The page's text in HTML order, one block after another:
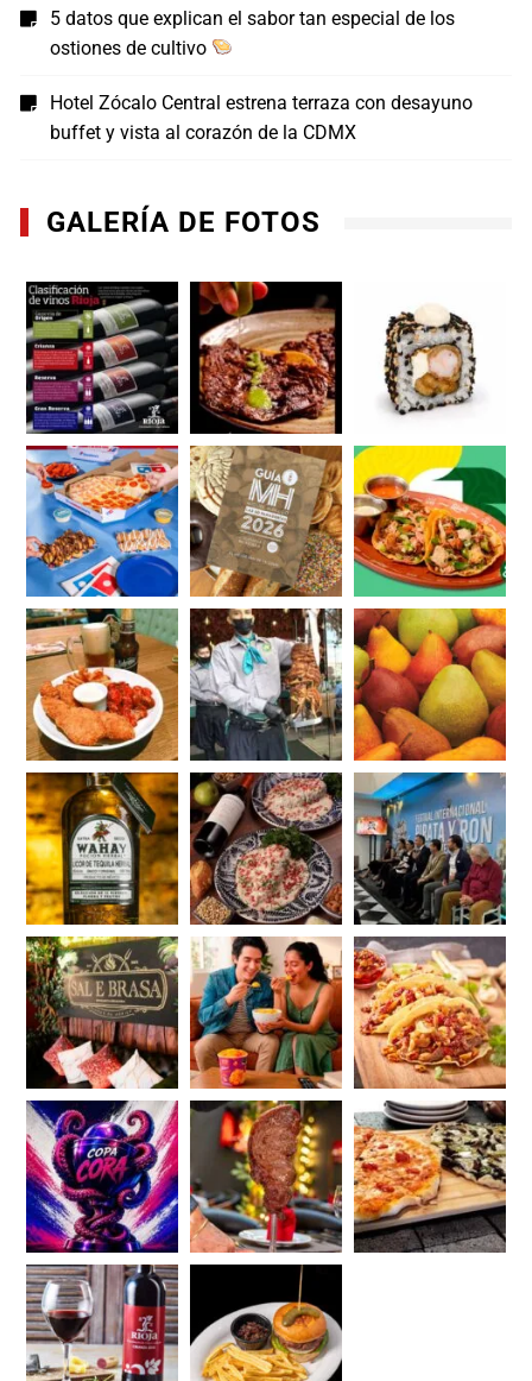
5 datos que explican el sabor tan especial de los
ostiones de cultivo
Hotel Zócalo Central estrena terraza con desayuno
buffet y vista al corazón de la CDMX
GALERÍA DE FOTOS